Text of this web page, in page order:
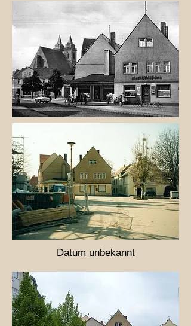
Datum unb​ekannt